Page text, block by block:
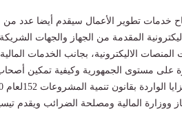
خدمات تطوير الأعمال سيقدم أيضا عدد
المقدمة من الجهاز والجهات
الاليكترونية، بجانب الخدمات المالية
على مستوى الجمهورية وكيفية تمكين
ووزارة المالية ومصلحة الضرائب ويقدم